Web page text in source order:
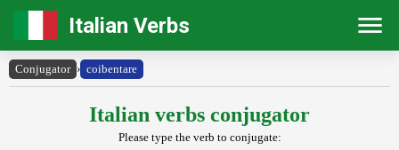
Italian Verbs
Conjugator › coibentare
Italian verbs conjugator
Please type the verb to conjugate: